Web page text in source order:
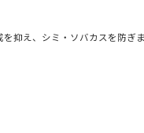
抑え、シミ・ソバカスを防ぎ